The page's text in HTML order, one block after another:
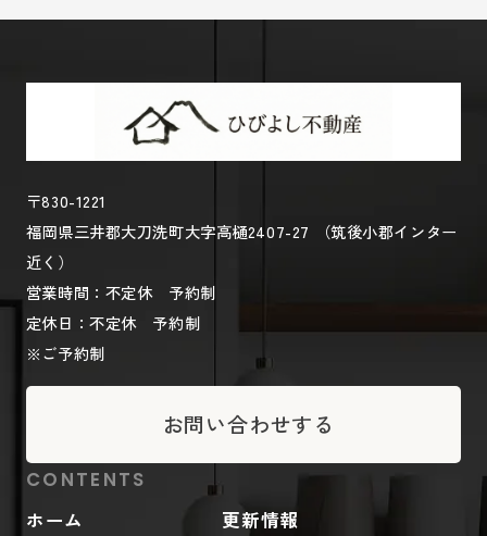
〒830-1221
福岡県三井郡大刀洗町大字高樋2407-27 （筑後小郡インター
近く）
営業時間：不定休 予約制
定休日：不定休 予約制
※ご予約制
お問い合わせする
CONTENTS
ホーム
更新情報